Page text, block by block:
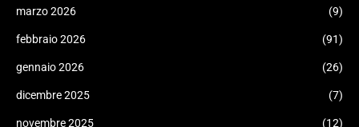
marzo 2026 (9)
febbraio 2026 (91)
gennaio 2026 (26)
dicembre 2025 (7)
novembre 2025 (12)